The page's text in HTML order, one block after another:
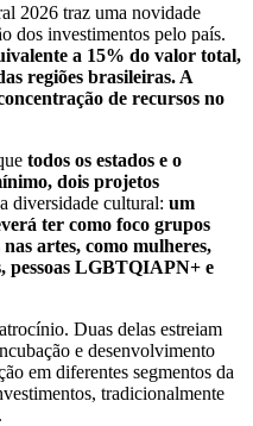
2026 traz uma novidade
dos investimentos pelo país.
a 15% do valor total,
regiões brasileiras. A
de recursos no
todos os estados e o
dois projetos
diversidade cultural: um
ter como foco grupos
artes, como mulheres,
pessoas LGBTQIAPN+ e
Duas delas estreiam
e desenvolvimento
em diferentes segmentos da
tradicionalmente